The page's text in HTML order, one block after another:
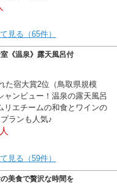
見る（65件）
《温泉》露天風呂付
た宿大賞2位（鳥取県規模
ャンビュー！温泉の露天風呂
リエチームの和食とワインの
ランも人気♪
見る（59件）
美食で贅沢な時間を